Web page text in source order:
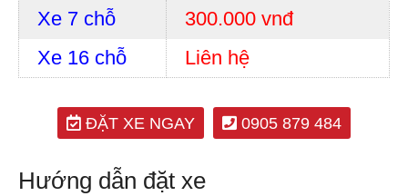
Xe 7 chỗ
300.000 vnđ
Xe 16 chỗ
Liên hệ
ĐẶT XE NGAY 0905 879 484
Hướng dẫn đặt xe